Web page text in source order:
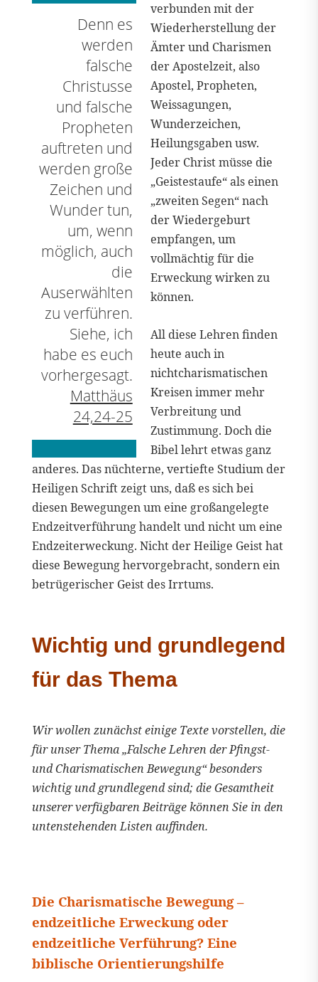
Denn es
werden
falsche
Christusse
und falsche
Propheten
auftreten und
werden große
Zeichen und
Wunder tun,
um, wenn
möglich, auch
die
Auserwählten
zu verführen.
Siehe, ich
habe es euch
vorhergesagt.
Matthäus
24,24-25
verbunden mit der
Wiederherstellung der
Ämter und Charismen
der Apostelzeit, also
Apostel, Propheten,
Weissagungen,
Wunderzeichen,
Heilungsgaben usw.
Jeder Christ müsse die
„Geistestaufe“ als einen
„zweiten Segen“ nach
der Wiedergeburt
empfangen, um
vollmächtig für die
Erweckung wirken zu
können.
All diese Lehren finden
heute auch in
nichtcharismatischen
Kreisen immer mehr
Verbreitung und
Zustimmung. Doch die
Bibel lehrt etwas ganz
anderes. Das nüchterne, vertiefte Studium der
Heiligen Schrift zeigt uns, daß es sich bei
diesen Bewegungen um eine großangelegte
Endzeitverführung handelt und nicht um eine
Endzeiterweckung. Nicht der Heilige Geist hat
diese Bewegung hervorgebracht, sondern ein
betrügerischer Geist des Irrtums.
Wichtig und grundlegend
für das Thema
Wir wollen zunächst einige Texte vorstellen, die
für unser Thema „Falsche Lehren der Pfingst-
und Charismatischen Bewegung“ besonders
wichtig und grundlegend sind; die Gesamtheit
unserer verfügbaren Beiträge können Sie in den
untenstehenden Listen auffinden.
Die Charismatische Bewegung –
endzeitliche Erweckung oder
endzeitliche Verführung? Eine
biblische Orientierungshilfe